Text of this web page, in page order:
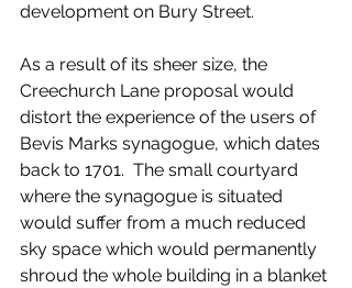
development on Bury Street.
As a result of its sheer size, the
Creechurch Lane proposal would
distort the experience of the users of
Bevis Marks synagogue, which dates
back to 1701.  The small courtyard
where the synagogue is situated
would suffer from a much reduced
sky space which would permanently
shroud the whole building in a blanket